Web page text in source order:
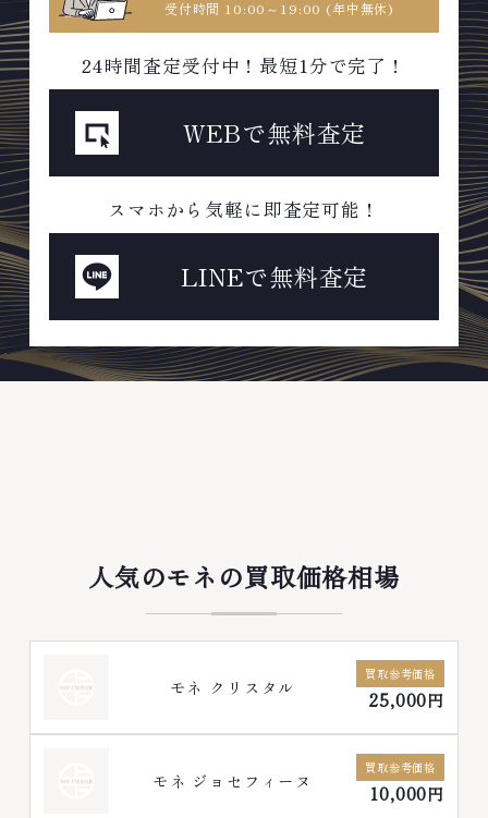
受付時間 10:00～19:00 (年中無休)
24時間査定受付中！最短1分で完了！
WEBで無料査定
スマホから気軽に即査定可能！
LINEで無料査定
人気のモネの買取価格相場
モネ クリスタル
買取参考価格
25,000円
モネ ジョセフィーヌ
買取参考価格
10,000円